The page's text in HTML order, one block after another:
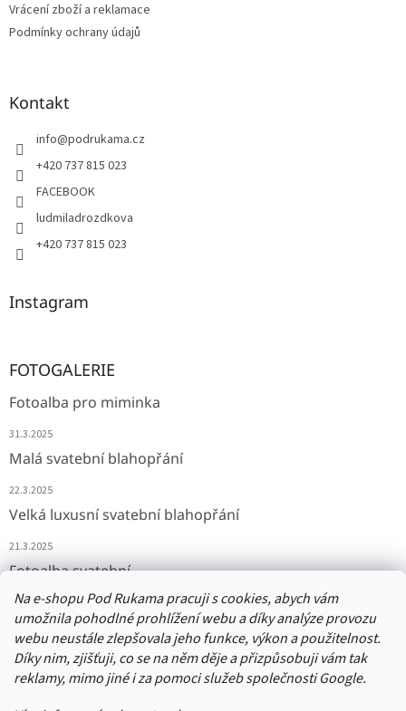
Na e-shopu Pod Rukama pracuji s cookies, abych vám
umožnila pohodlné prohlížení webu a díky analýze provozu
webu neustále zlepšovala jeho funkce, výkon a použitelnost.
Díky nim, zjišťuji, co se na něm děje a přizpůsobuji vám tak
reklamy, mimo jiné i za pomoci služeb společnosti Google.
Vrácení zboží a reklamace
Podmínky ochrany údajů
Kontakt
info@podrukama.cz
+420 737 815 023
FACEBOOK
ludmiladrozdkova
+420 737 815 023
Instagram
FOTOGALERIE
Fotoalba pro miminka
31.3.2025
Malá svatební blahopřání
22.3.2025
Velká luxusní svatební blahopřání
21.3.2025
Fotoalba svatební
11.3.2025
Přijímáme online platby